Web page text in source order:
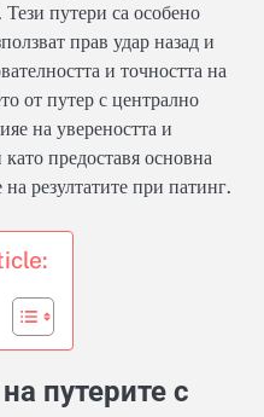
путери са особено
прав удар назад и
и точността на
от путер с централно
на увереността и
предоставя основна
резултатите при патинг.
путерите с